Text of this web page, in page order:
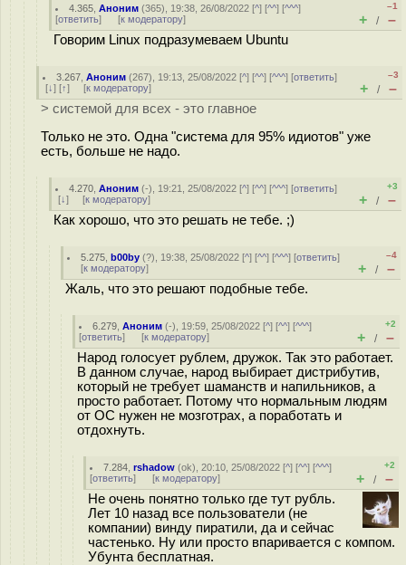
4.365 ,Аноним (365), 19:38, 26/08/2022 [^] [^^] [^^^]
[ответить] [к модератору]
–1
+ / –
Говорим Linux подразумеваем Ubuntu
3.267 ,Аноним (267), 19:13, 25/08/2022 [^] [^^] [^^^] [ответить]
[↓] [↑] [к модератору]
–3
+ / –
> системой для всех - это главное
Только не это. Одна "система для 95% идиотов" уже
есть, больше не надо.
4.270 ,Аноним (-), 19:21, 25/08/2022 [^] [^^] [^^^] [ответить]
[↓] [к модератору]
+3
+ / –
Как хорошо, что это решать не тебе. ;)
5.275 ,b00by (?), 19:38, 25/08/2022 [^] [^^] [^^^] [ответить]
[к модератору]
–4
+ / –
Жаль, что это решают подобные тебе.
6.279 ,Аноним (-), 19:59, 25/08/2022 [^] [^^] [^^^]
[ответить] [к модератору]
+2
+ / –
Народ голосует рублем, дружок. Так это работает.
В данном случае, народ выбирает дистрибутив,
который не требует шаманств и напильников, а
просто работает. Потому что нормальным людям
от ОС нужен не мозготpax, а поработать и
отдохнуть.
7.284 ,rshadow (ok), 20:10, 25/08/2022 [^] [^^] [^^^]
[ответить] [к модератору]
+2
+ / –
Не очень понятно только где тут рубль.
Лет 10 назад все пользователи (не
компании) винду пиратили, да и сейчас
частенько. Ну или просто впаривается с компом.
Убунта бесплатная.